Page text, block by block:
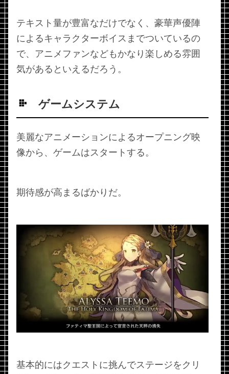
テキスト量が豊富なだけでなく、豪華声優陣
によるキャラクターボイスまでついているの
で、アニメファンなどもかなり楽しめる雰囲
気があるといえるだろう。
ゲームシステム
美麗なアニメーションによるオープニング映
像から、ゲームはスタートする。
期待感が高まるばかりだ。
基本的にはクエストに挑んでステージをクリ